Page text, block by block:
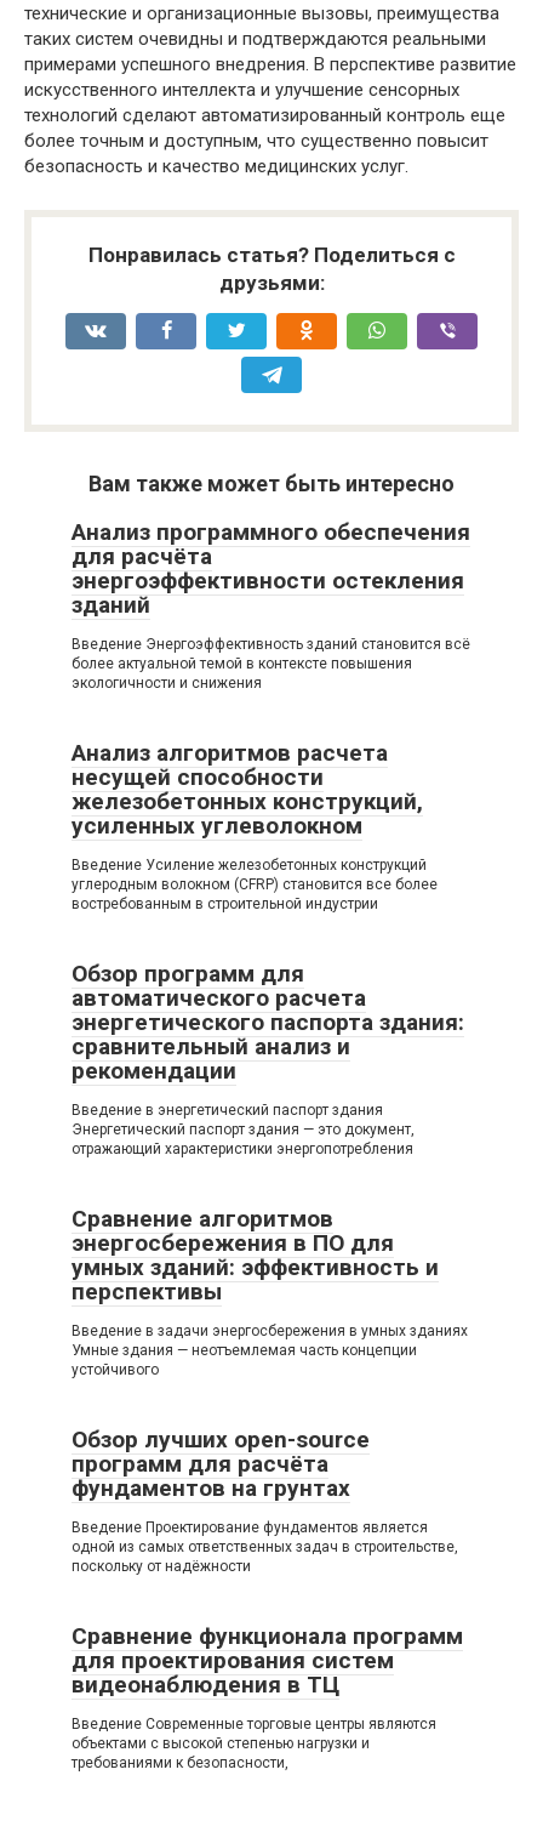
технические и организационные вызовы, преимущества
таких систем очевидны и подтверждаются реальными
примерами успешного внедрения. В перспективе развитие
искусственного интеллекта и улучшение сенсорных
технологий сделают автоматизированный контроль еще
более точным и доступным, что существенно повысит
безопасность и качество медицинских услуг.
Понравилась статья? Поделиться с
друзьями:
Вам также может быть интересно
Анализ программного обеспечения
для расчёта
энергоэффективности остекления
зданий
Введение Энергоэффективность зданий становится всё
более актуальной темой в контексте повышения
экологичности и снижения
Анализ алгоритмов расчета
несущей способности
железобетонных конструкций,
усиленных углеволокном
Введение Усиление железобетонных конструкций
углеродным волокном (CFRP) становится все более
востребованным в строительной индустрии
Обзор программ для
автоматического расчета
энергетического паспорта здания:
сравнительный анализ и
рекомендации
Введение в энергетический паспорт здания
Энергетический паспорт здания — это документ,
отражающий характеристики энергопотребления
Сравнение алгоритмов
энергосбережения в ПО для
умных зданий: эффективность и
перспективы
Введение в задачи энергосбережения в умных зданиях
Умные здания — неотъемлемая часть концепции
устойчивого
Обзор лучших open-source
программ для расчёта
фундаментов на грунтах
Введение Проектирование фундаментов является
одной из самых ответственных задач в строительстве,
поскольку от надёжности
Сравнение функционала программ
для проектирования систем
видеонаблюдения в ТЦ
Введение Современные торговые центры являются
объектами с высокой степенью нагрузки и
требованиями к безопасности,